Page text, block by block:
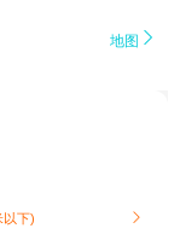
地图 
以下) 